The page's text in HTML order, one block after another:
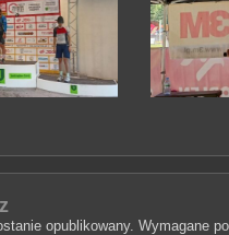
opublikowany. Wymagane